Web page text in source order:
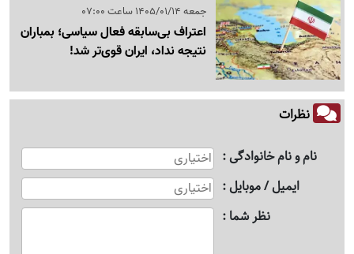
جمعه 1405/01/14 ساعت 07:00
اعتراف بی‌سابقه فعال سیاسی؛ بمباران
نتیجه نداد، ایران قوی‌تر شد!
نظرات
نام و نام خانوادگی
ایمیل / موبایل
نظر شما